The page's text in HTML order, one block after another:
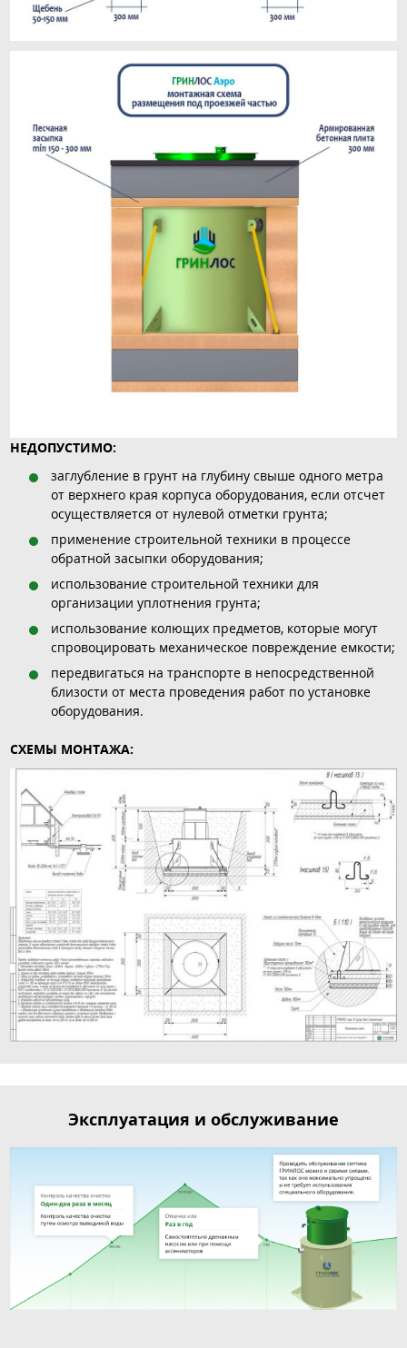
НЕДОПУСТИМО:
заглубление в грунт на глубину свыше одного метра
от верхнего края корпуса оборудования, если отсчет
осуществляется от нулевой отметки грунта;
применение строительной техники в процессе
обратной засыпки оборудования;
использование строительной техники для
организации уплотнения грунта;
использование колющих предметов, которые могут
спровоцировать механическое повреждение емкости;
передвигаться на транспорте в непосредственной
близости от места проведения работ по установке
оборудования.
СХЕМЫ МОНТАЖА:
Эксплуатация и обслуживание